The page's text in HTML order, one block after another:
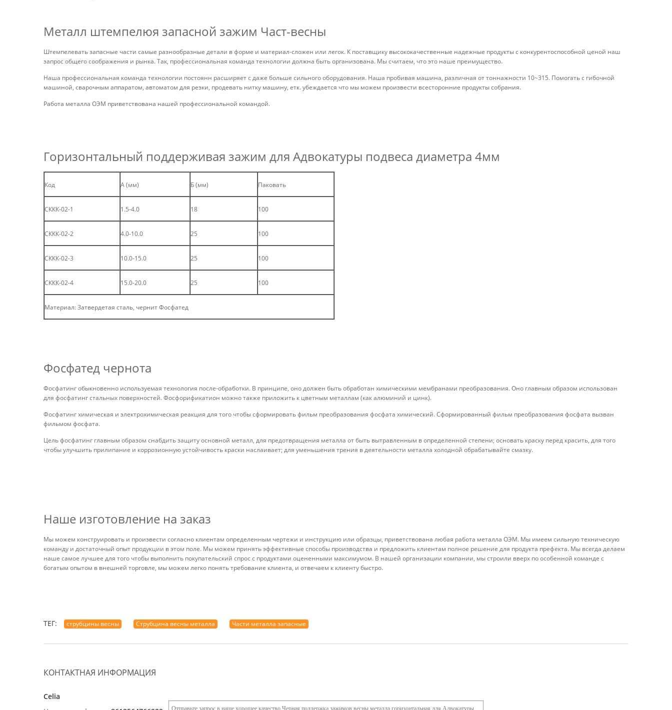
Металл штемпелюя запасной зажим Част-весны
Штемпелевать запасные части самые разнообразные детали в форме и материал-сложен или легок. К поставщику высококачественные надежные продукты с конкурентоспособной ценой наш
запрос общего соображения и рынка. Так, профессиональная команда технологии должна быть организована. Мы считаем, что это наше преимущество.
Наша профессиональная команда технологии постоянн расширяет с даже больше сильного оборудования. Наша пробивая машина, различная от тоннажности 10~315. Помогать с гибочной
машиной, сварочным аппаратом, автоматом для резки, продевать нитку машину, етк. убеждается что мы можем произвести всесторонние продукты собрания.
Работа металла ОЭМ приветствована нашей профессиональной командой.
Горизонтальный поддерживая зажим для Адвокатуры подвеса диаметра 4мм
Код А (мм) Б (мм) Паковать
СККК-02-1 1.5-4.0 18 100
СККК-02-2 4.0-10.0 25 100
СККК-02-3 10.0-15.0 25 100
СККК-02-4 15.0-20.0 25 100
Материал: Затвердетая сталь, чернит Фосфатед
Фосфатед чернота
Фосфатинг обыкновенно используемая технология после-обработки. В принципе, оно должен быть обработан химическими мембранами преобразования. Оно главным образом использован
для фосфатинг стальных поверхностей. Фосфорификатион можно также приложить к цветным металлам (как алюминий и цинк).
Фосфатинг химическая и электрохимическая реакция для того чтобы сформировать фильм преобразования фосфата химический. Сформированный фильм преобразования фосфата вызван
фильмом фосфата.
Цель фосфатинг главным образом снабдить защиту основной металл, для предотвращения металла от быть вытравленным в определенной степени; основать краску перед красить, для того
чтобы улучшить прилипание и коррозионную устойчивость краски наслаивает; для уменьшения трения в деятельности металла холодной обрабатывайте смазку.
Наше изготовление на заказ
Мы можем конструировать и произвести согласно клиентам определенным чертежи и инструкцию или образцы, приветствована любая работа металла ОЭМ. Мы имеем сильную техническую
команду и достаточный опыт продукции в этом поле. Мы можем принять эффективные способы производства и предложить клиентам полное решение для продукта префекта. Мы всегда делаем
наше самое лучшее для того чтобы выполнить покупательский спрос с продуктами оцененными максимумом. В нашей организации компании, мы строили вверх по особенной команде с
богатым опытом в внешней торговле, мы можем легко понять требование клиента, и отвечаем к клиенту быстро.
ТЕГ: струбцины весны Струбцина весны металла Части металла запасные
КОНТАКТНАЯ ИНФОРМАЦИЯ
Celia